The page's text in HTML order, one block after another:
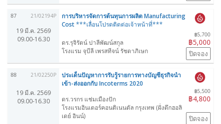
87 21/02194P
19 มี.ค. 2569
09.00-16.30
การบริหารจัดการต้นทุนการผลิต Manufacturing
Cost***เลื่อนโปรดติดต่อเจ้าหน้าที่***
฿5,700
฿5,000
ดร.รุจิรัตน์ ปาลีพัฒน์สกุล
โรงแรม จุบีลี เพรสทีจน์ รัชดาภิเษก
ปิดจอง
88 21/02250P
19 มี.ค. 2569
09.00-16.30
ประเด็นปัญหาการรับรู้รายการทางบัญชีธุรกิจนำ
เข้า-ส่งออกกับ Incoterms 2020
฿5,500
฿4,800
ดร.วรกร แช่มเมืองปัก
โรงแรมอินเตอร์คอนติเนนตัล กรุงเทพ (ฝั่งตึกฮอลิ
เดย์ อินน์)
ปิดจอง